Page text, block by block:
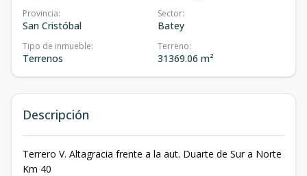
Provincia:
San Cristóbal
Sector:
Batey
Tipo de inmueble:
Terrenos
Terreno:
31369.06 m²
Descripción
Terrero V. Altagracia frente a la aut. Duarte de Sur a Norte
Km 40